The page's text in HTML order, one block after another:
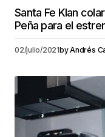
Santa Fe Klan
Peña para el
02/julio/2021byAndrés